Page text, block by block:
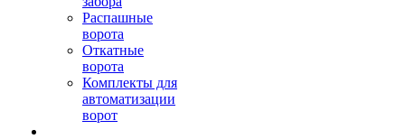
Распашные
ворота
Откатные
ворота
Комплекты для
автоматизации
ворот